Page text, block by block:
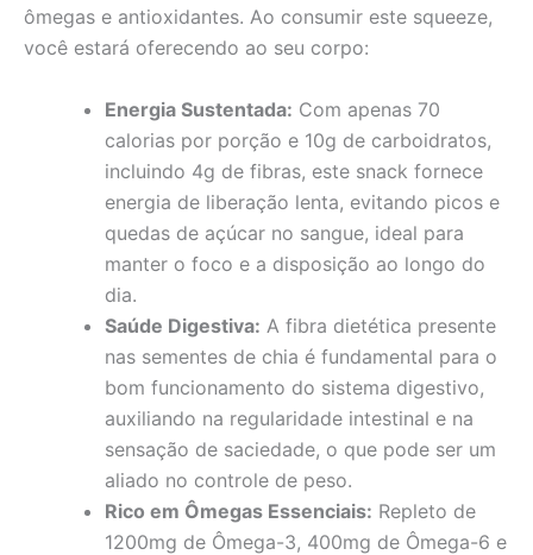
ômegas e antioxidantes. Ao consumir este squeeze,
você estará oferecendo ao seu corpo:
Energia Sustentada: Com apenas 70
calorias por porção e 10g de carboidratos,
incluindo 4g de fibras, este snack fornece
energia de liberação lenta, evitando picos e
quedas de açúcar no sangue, ideal para
manter o foco e a disposição ao longo do
dia.
Saúde Digestiva: A fibra dietética presente
nas sementes de chia é fundamental para o
bom funcionamento do sistema digestivo,
auxiliando na regularidade intestinal e na
sensação de saciedade, o que pode ser um
aliado no controle de peso.
Rico em Ômegas Essenciais: Repleto de
1200mg de Ômega-3, 400mg de Ômega-6 e